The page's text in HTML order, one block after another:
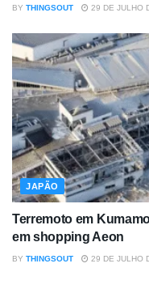
BY THINGSOUT 29 DE JULHO
JAPÃO
Terremoto em
em shopping Aeon
BY THINGSOUT 29 DE JULHO